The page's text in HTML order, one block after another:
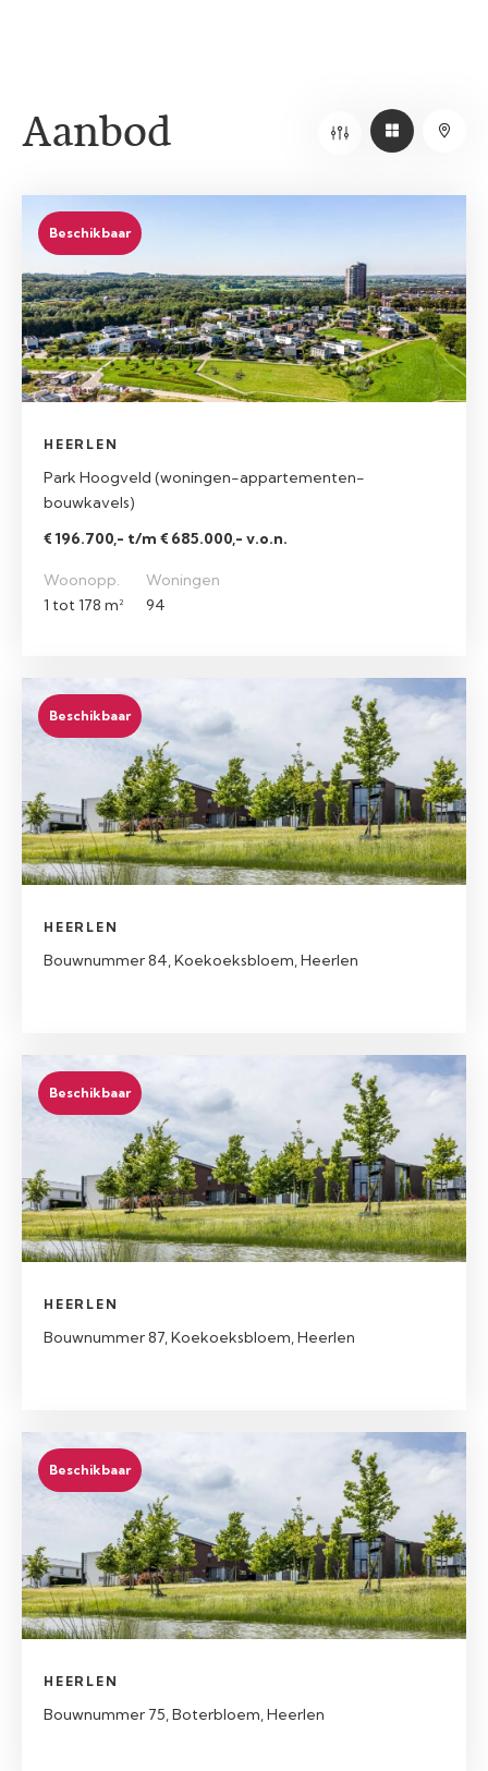
Aanbod
Beschikbaar
HEERLEN
Park Hoogveld (woningen-appartementen-
bouwkavels)
€ 196.700,- t/m € 685.000,- v.o.n.
Woonopp.
1 tot 178 m²
Woningen
94
Beschikbaar
HEERLEN
Bouwnummer 84, Koekoeksbloem, Heerlen
Beschikbaar
HEERLEN
Bouwnummer 87, Koekoeksbloem, Heerlen
Beschikbaar
HEERLEN
Bouwnummer 75, Boterbloem, Heerlen